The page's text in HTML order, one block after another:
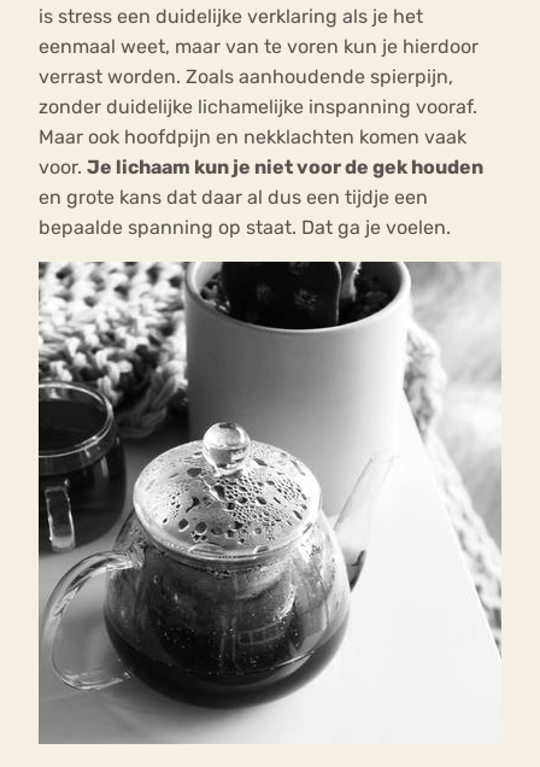
is stress een duidelijke verklaring als je het
eenmaal weet, maar van te voren kun je hierdoor
verrast worden. Zoals aanhoudende spierpijn,
zonder duidelijke lichamelijke inspanning vooraf.
Maar ook hoofdpijn en nekklachten komen vaak
voor. Je lichaam kun je niet voor de gek houden
en grote kans dat daar al dus een tijdje een
bepaalde spanning op staat. Dat ga je voelen.